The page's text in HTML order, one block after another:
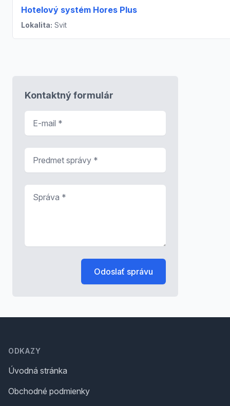
Hotelový systém Hores Plus
Lokalita: Svit
Kontaktný formulár
Odoslať správu
ODKAZY
Úvodná stránka
Obchodné podmienky